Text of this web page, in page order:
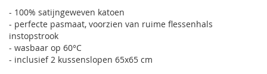
- 100% satijngeweven katoen
- perfecte pasmaat, voorzien van ruime flessenhals
instopstrook
- wasbaar op 60°C
- inclusief 2 kussenslopen 65x65 cm